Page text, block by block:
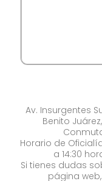
Av. Insurgentes
Benito
Horario de
a 14:30
Si tienes dudas
página